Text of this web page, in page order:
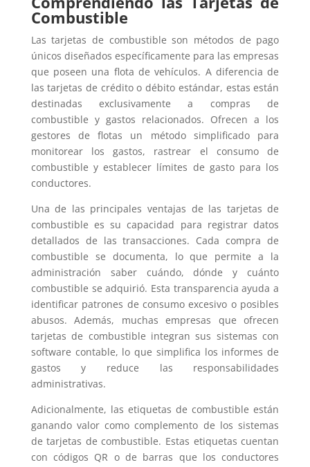
Combustible
Las tarjetas de combustible son métodos de pago
únicos diseñados específicamente para las empresas
que poseen una flota de vehículos. A diferencia de
las tarjetas de crédito o débito estándar, estas están
destinadas exclusivamente a compras de
combustible y gastos relacionados. Ofrecen a los
gestores de flotas un método simplificado para
monitorear los gastos, rastrear el consumo de
combustible y establecer límites de gasto para los
conductores.
Una de las principales ventajas de las tarjetas de
combustible es su capacidad para registrar datos
detallados de las transacciones. Cada compra de
combustible se documenta, lo que permite a la
administración saber cuándo, dónde y cuánto
combustible se adquirió. Esta transparencia ayuda a
identificar patrones de consumo excesivo o posibles
abusos. Además, muchas empresas que ofrecen
tarjetas de combustible integran sus sistemas con
software contable, lo que simplifica los informes de
gastos y reduce las responsabilidades
administrativas.
Adicionalmente, las etiquetas de combustible están
ganando valor como complemento de los sistemas
de tarjetas de combustible. Estas etiquetas cuentan
con códigos QR o de barras que los conductores